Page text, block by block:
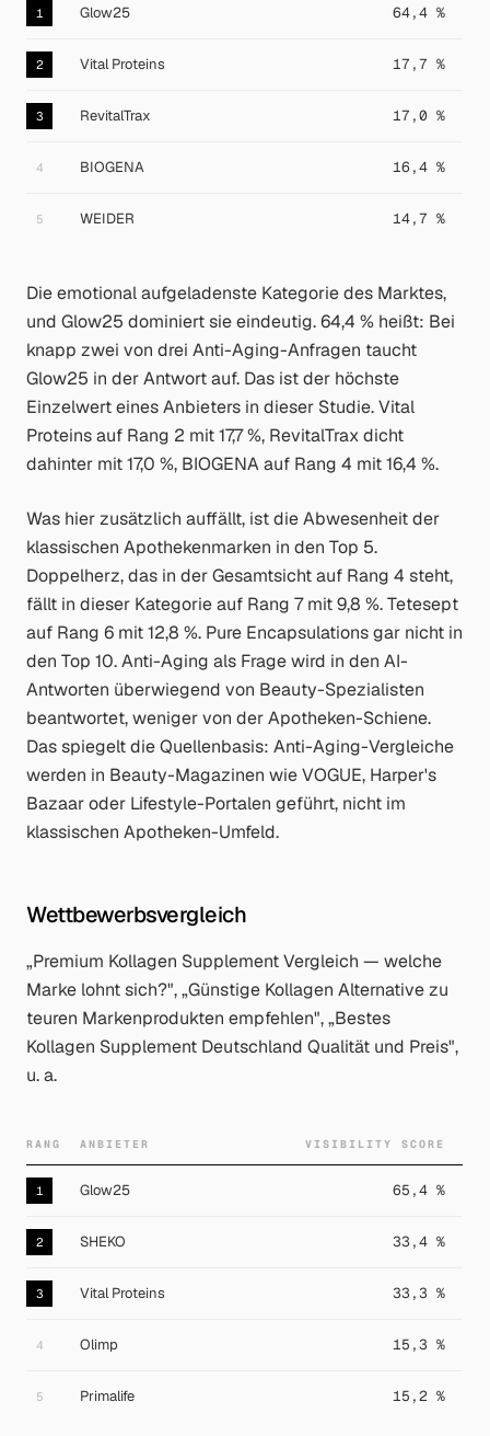
1 Glow25 64,4 %
2 Vital Proteins 17,7 %
3 RevitalTrax 17,0 %
4 BIOGENA 16,4 %
5 WEIDER 14,7 %
Die emotional aufgeladenste Kategorie des Marktes,
und Glow25 dominiert sie eindeutig. 64,4 % heißt: Bei
knapp zwei von drei Anti-Aging-Anfragen taucht
Glow25 in der Antwort auf. Das ist der höchste
Einzelwert eines Anbieters in dieser Studie. Vital
Proteins auf Rang 2 mit 17,7 %, RevitalTrax dicht
dahinter mit 17,0 %, BIOGENA auf Rang 4 mit 16,4 %.
Was hier zusätzlich auffällt, ist die Abwesenheit der
klassischen Apothekenmarken in den Top 5.
Doppelherz, das in der Gesamtsicht auf Rang 4 steht,
fällt in dieser Kategorie auf Rang 7 mit 9,8 %. Tetesept
auf Rang 6 mit 12,8 %. Pure Encapsulations gar nicht in
den Top 10. Anti-Aging als Frage wird in den AI-
Antworten überwiegend von Beauty-Spezialisten
beantwortet, weniger von der Apotheken-Schiene.
Das spiegelt die Quellenbasis: Anti-Aging-Vergleiche
werden in Beauty-Magazinen wie VOGUE, Harper's
Bazaar oder Lifestyle-Portalen geführt, nicht im
klassischen Apotheken-Umfeld.
Wettbewerbsvergleich
„Premium Kollagen Supplement Vergleich — welche
Marke lohnt sich?", „Günstige Kollagen Alternative zu
teuren Markenprodukten empfehlen", „Bestes
Kollagen Supplement Deutschland Qualität und Preis",
u. a.
RANG ANBIETER VISIBILITY SCORE
1 Glow25 65,4 %
2 SHEKO 33,4 %
3 Vital Proteins 33,3 %
4 Olimp 15,3 %
5 Primalife 15,2 %